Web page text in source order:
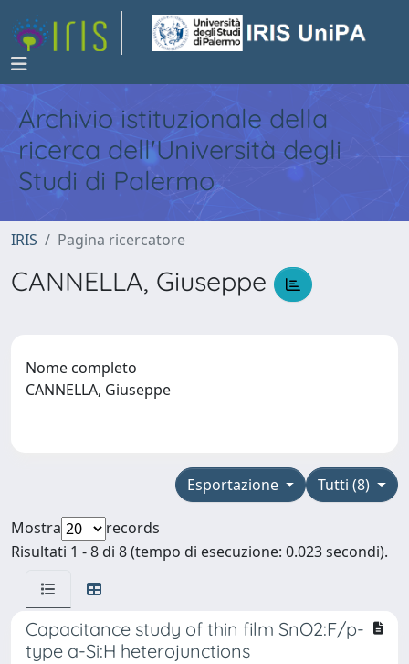
Archivio istituzionale della
ricerca dell'Università degli
Studi di Palermo
IRIS Pagina ricercatore
CANNELLA, Giuseppe
Nome completo
CANNELLA, Giuseppe
Tutti (8)
Esportazione
Mostra
records
Risultati 1 - 8 di 8 (tempo di esecuzione: 0.023 secondi).
Capacitance study of thin film SnO2:F/p-
type a-Si:H heterojunctions